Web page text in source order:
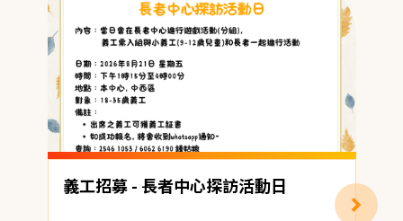
義工招募 - 長者中心探訪活動日